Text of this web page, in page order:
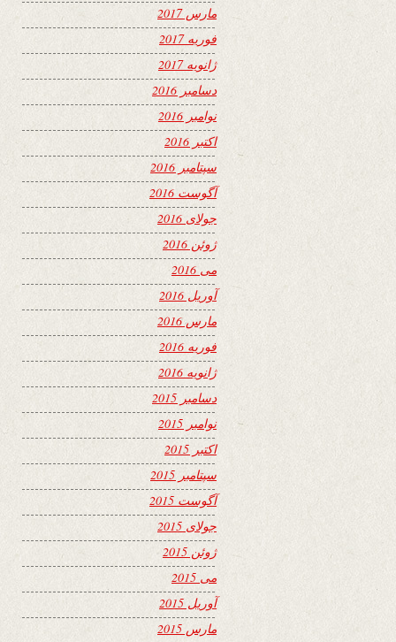
مارس 2017
فوریه 2017
ژانویه 2017
دسامبر 2016
نوامبر 2016
اکتبر 2016
سپتامبر 2016
آگوست 2016
جولای 2016
ژوئن 2016
می 2016
آوریل 2016
مارس 2016
فوریه 2016
ژانویه 2016
دسامبر 2015
نوامبر 2015
اکتبر 2015
سپتامبر 2015
آگوست 2015
جولای 2015
ژوئن 2015
می 2015
آوریل 2015
مارس 2015